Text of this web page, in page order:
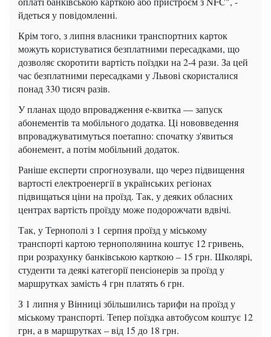
йдеться у повідомленні.
Крім того, з липня власники транспортних карток
можуть користуватися безплатними пересадками, що
дозволяє скоротити вартість поїздки на 2-4 рази. За цей
час безплатними пересадками у Львові скористалися
понад 330 тисяч разів.
У планах щодо впровадження е-квитка — запуск
абонементів та мобільного додатка. Ці нововведення
впроваджуватимуться поетапно: спочатку з'явиться
абонемент, а потім мобільний додаток.
Раніше експерти спрогнозували, що через підвищення
вартості електроенергії в українських регіонах
підвищаться ціни на проїзд. Так, у деяких обласних
центрах вартість проїзду може подорожчати вдвічі.
Так, у Тернополі з 1 серпня проїзд у міському
транспорті картою тернополянина коштує 12 гривень,
при розрахунку банківською карткою – 15 грн. Школярі,
студенти та деякі категорії пенсіонерів за проїзд у
маршрутках замість 4 грн платять 6 грн.
З 1 липня у Вінниці збільшились тарифи на проїзд у
міському транспорті. Тепер поїздка автобусом коштує 12
грн, а в маршрутках – від 15 до 18 грн.